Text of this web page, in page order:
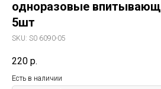
одноразовые
5шт
SKU: S0 6090-05
220 р.
Есть в наличии